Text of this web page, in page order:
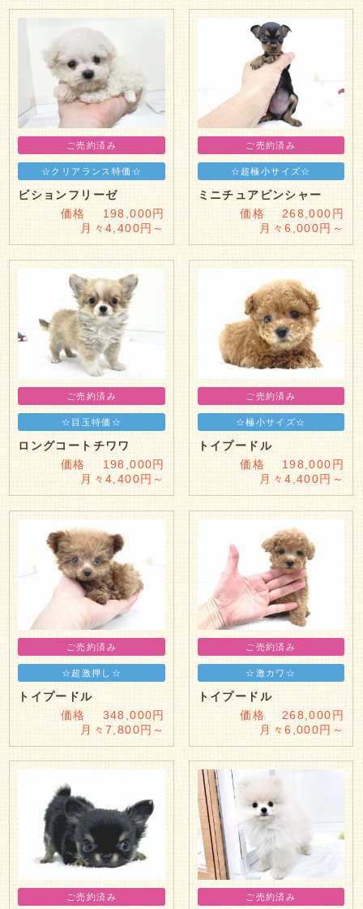
ご売約済み
☆クリアランス特価☆
ビションフリーゼ
価格 198,000円
月々4,400円～
ご売約済み
☆超極小サイズ☆
ミニチュアピンシャー
価格 268,000円
月々6,000円～
ご売約済み
☆目玉特価☆
ロングコートチワワ
価格 198,000円
月々4,400円～
ご売約済み
☆極小サイズ☆
トイプードル
価格 198,000円
月々4,400円～
ご売約済み
☆超激押し☆
トイプードル
価格 348,000円
月々7,800円～
ご売約済み
☆激カワ☆
トイプードル
価格 268,000円
月々6,000円～
ご売約済み ご売約済み